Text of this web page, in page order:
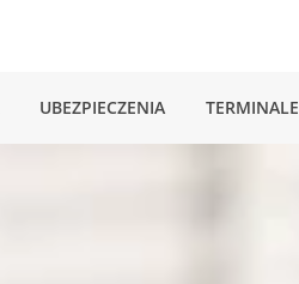
UBEZPIECZENIA TERMINALE